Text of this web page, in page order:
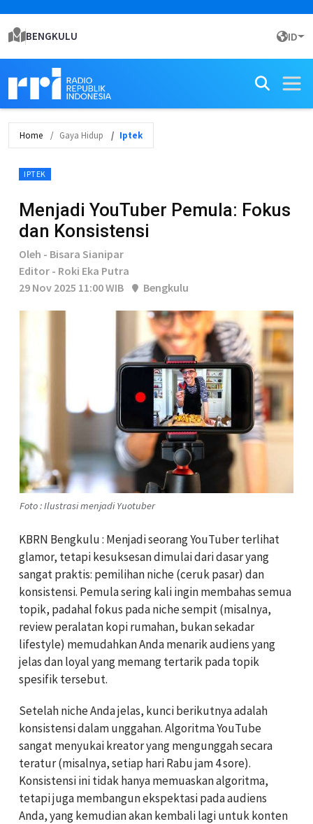
BENGKULU ID
Home Gaya Hidup Iptek
IPTEK
Menjadi YouTuber Pemula: Fokus
dan Konsistensi
Oleh - Bisara Sianipar
Editor - Roki Eka Putra
29 Nov 2025 11:00 WIB
Bengkulu
Foto : Ilustrasi menjadi Yuotuber
KBRN Bengkulu : Menjadi seorang YouTuber terlihat
glamor, tetapi kesuksesan dimulai dari dasar yang
sangat praktis: pemilihan niche (ceruk pasar) dan
konsistensi. Pemula sering kali ingin membahas semua
topik, padahal fokus pada niche sempit (misalnya,
review peralatan kopi rumahan, bukan sekadar
lifestyle) memudahkan Anda menarik audiens yang
jelas dan loyal yang memang tertarik pada topik
spesifik tersebut.
Setelah niche Anda jelas, kunci berikutnya adalah
konsistensi dalam unggahan. Algoritma YouTube
sangat menyukai kreator yang mengunggah secara
teratur (misalnya, setiap hari Rabu jam 4 sore).
Konsistensi ini tidak hanya memuaskan algoritma,
tetapi juga membangun ekspektasi pada audiens
Anda, yang kemudian akan kembali lagi untuk konten